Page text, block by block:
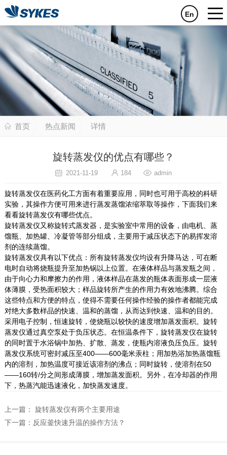
En
首页 热点新闻 详情
旋转蒸发仪的优点有哪些？
2021-11-19 184 admin
旋转蒸发仪在医药化工方面有着重要应用，同时也可用于高校的科研
实验，其操作方便可用来进行蒸发蒸馏浓缩萃取等操作，下面我们来
看看旋转蒸发仪有哪些优点。
旋转蒸发仪又称旋转式蒸发器，是实验室中常用的设备，由电机、蒸
馏瓶、加热罐、冷凝管等部分组成，主要用于减压状态下的易挥发溶
剂的连续蒸馏。
旋转蒸发仪具有以下优点：所有旋转蒸发仪均设有升降马达，可在断
电时自动将烧瓶提升至加热锅以上位置。在液体样品与蒸发瓶之间，
由于向心力和摩擦力的作用，液体样品在蒸发的瓶体表面形成一层液
体薄膜，受热面积较大；样品旋转所产生的作用力有效地沸腾。综合
这些特点和方便的特点，使得不需要任何操作经验的操作者都能完成
对绝大多数样品的快速、温和的蒸馏，从而达到快速、温和的目的。
采用电子控制，恒速旋转，使烧瓶以较快的速度增加蒸发面积。旋转
蒸发仪通过真空泵处于负压状态。在恒温条件下，旋转蒸发仪在旋转
的同时置于水浴锅中加热、扩散、蒸发，使瓶内溶液负压负压。旋转
蒸发仪系统可密封减压至400——600毫米汞柱；用加热浴加热蒸馏瓶
内的溶剂，加热温度可接近该溶剂的沸点；同时旋转，使溶剂在50
——160转/分之间形成薄膜，增加蒸发面积。另外，在冷却器的作用
下，热蒸汽能迅速液化，加快蒸发速度。
上一篇：
旋转蒸发仪有两个主要用途
下一篇： 反应釜快速升温的操作方法？